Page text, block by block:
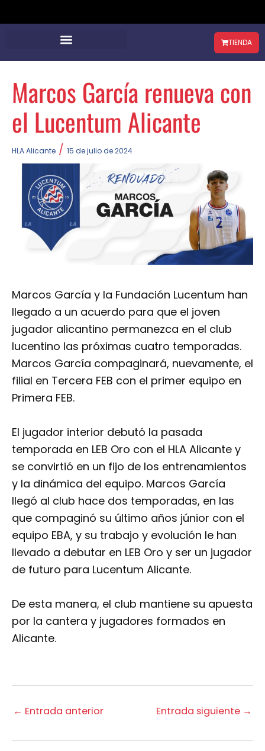
TIENDA
Marcos García renueva con
el Lucentum Alicante
HLA Alicante / 15 de julio de 2024
Marcos García y la Fundación Lucentum han
llegado a un acuerdo para que el joven
jugador alicantino permanezca en el club
lucentino las próximas cuatro temporadas.
Marcos García compaginará, nuevamente, el
filial en Tercera FEB con el primer equipo en
Primera FEB.
El jugador interior debutó la pasada
temporada en LEB Oro con el HLA Alicante y
se convirtió en un fijo de los entrenamientos
y la dinámica del equipo. Marcos García
llegó al club hace dos temporadas, en las
que compaginó su último años júnior con el
equipo EBA, y su trabajo y evolución le han
llevado a debutar en LEB Oro y ser un jugador
de futuro para Lucentum Alicante.
De esta manera, el club mantiene su apuesta
por la cantera y jugadores formados en
Alicante.
← Entrada anterior Entrada siguiente →